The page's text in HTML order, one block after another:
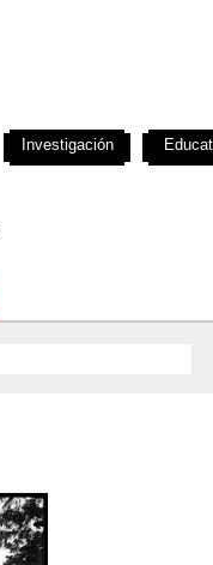
Investigación